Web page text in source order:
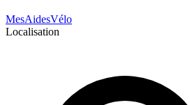
MesAidesVélo
Localisation